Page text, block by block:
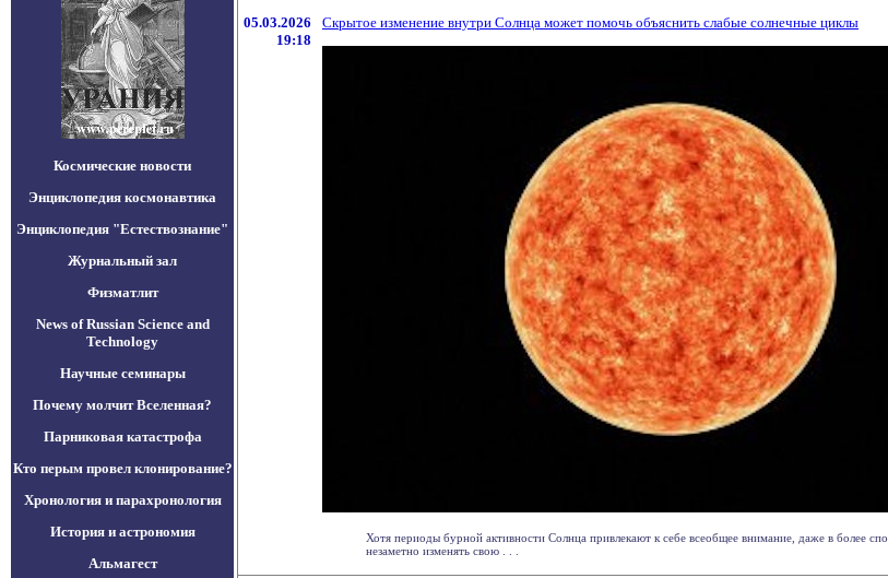
Космические новости
Энциклопедия космонавтика
Энциклопедия "Естествознание"
Журнальный зал
Физматлит
News of Russian Science and
Technology
Научные семинары
Почему молчит Вселенная?
Парниковая катастрофа
Кто перым провел клонирование?
Хронология и парахронология
История и астрономия
Альмагест
05.03.2026
19:18
Скрытое изменение внутри Солнца может помочь объяснить слабые солнечные циклы
Хотя периоды бурной активности Солнца привлекают к себе всеобщее внимание, даже в более
незаметно изменять свою . . .